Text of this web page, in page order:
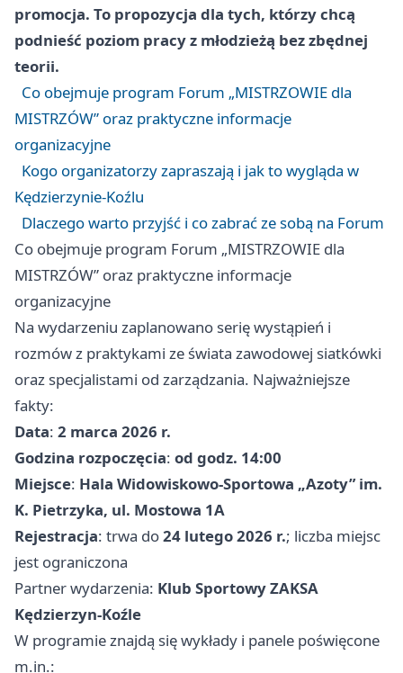
promocja. To propozycja dla tych, którzy chcą
podnieść poziom pracy z młodzieżą bez zbędnej
teorii.
Co obejmuje program Forum „MISTRZOWIE dla
MISTRZÓW” oraz praktyczne informacje
organizacyjne
Kogo organizatorzy zapraszają i jak to wygląda w
Kędzierzynie‑Koźlu
Dlaczego warto przyjść i co zabrać ze sobą na Forum
Co obejmuje program Forum „MISTRZOWIE dla
MISTRZÓW” oraz praktyczne informacje
organizacyjne
Na wydarzeniu zaplanowano serię wystąpień i
rozmów z praktykami ze świata zawodowej siatkówki
oraz specjalistami od zarządzania. Najważniejsze
fakty:
Data: 2 marca 2026 r.
Godzina rozpoczęcia: od godz. 14:00
Miejsce: Hala Widowiskowo‑Sportowa „Azoty” im.
K. Pietrzyka, ul. Mostowa 1A
Rejestracja: trwa do24 lutego 2026 r.; liczba miejsc
jest ograniczona
Partner wydarzenia: Klub Sportowy ZAKSA
Kędzierzyn‑Koźle
W programie znajdą się wykłady i panele poświęcone
m.in.: